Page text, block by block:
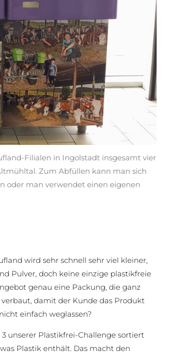
Filialen in Ingolstadt insgesamt vier
Zum Abfüllen kann man sich
oder man verwendet einen eigenen
wird sehr schnell sehr viel kleiner,
Pulver, doch keine einzige plastikfreie
genau eine Packung, die ganz
damit der Kunde das Produkt
einfach weglassen?
unserer Plastikfrei-Challenge sortiert
Plastik enthält. Das macht den